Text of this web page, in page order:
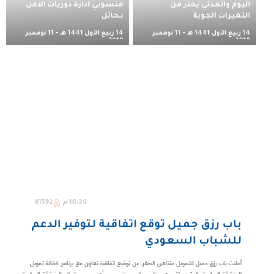
اليوم والمدني يحذر من
التغيرات الجوية
14 ربيع الأول 1441 هـ - 11 نوفمبر
2019 م
منسوبي ادارة دوريات الامن
بـحائل
14 ربيع الأول 1441 هـ - 11 نوفمبر
2019 م
10:30 م 81592
باب رزق جميل توقع اتفاقية لتوفير الدعم
للشباب السعودي
أعلنت باب رزق جميل للتمويل متناهي الصغر، عن توقيع اتفاقية تعاون مع برنامج كفالة تمويل